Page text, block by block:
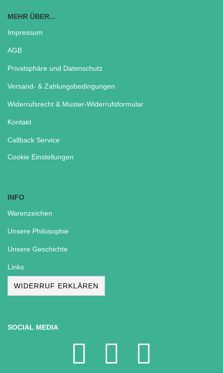
MEHR ÜBER...
Impressum
AGB
Privatsphäre und Datenschutz
Versand- & Zahlungsbedingungen
Widerrufsrecht & Muster-Widerrufsformular
Kontakt
Callback Service
Cookie Einstellungen
INFO
Warenzeichen
Unsere Philosophie
Unsere Geschichte
Links
WIDERRUF ERKLÄREN
SOCIAL MEDIA